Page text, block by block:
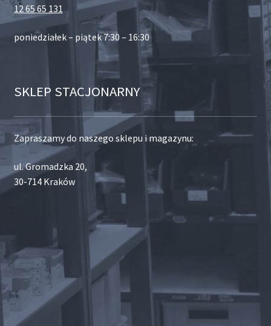
12 65 65 131
poniedziałek – piątek 7:30 – 16:30
SKLEP STACJONARNY
Zapraszamy do naszego sklepu i magazynu:
ul. Gromadzka 20,
30-714 Kraków